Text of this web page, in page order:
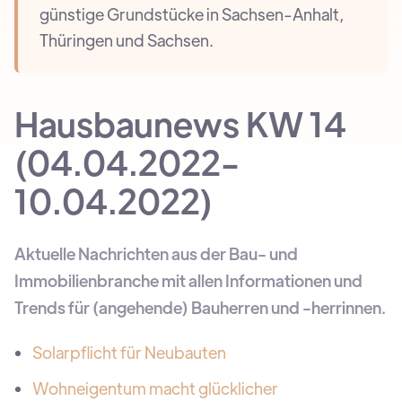
günstige Grundstücke in Sachsen-Anhalt,
Thüringen und Sachsen.
Hausbaunews KW 14
(04.04.2022-
10.04.2022)
Aktuelle Nachrichten aus der Bau- und
Immobilienbranche mit allen Informationen und
Trends für (angehende) Bauherren und -herrinnen.
Solarpflicht für Neubauten
Wohneigentum macht glücklicher